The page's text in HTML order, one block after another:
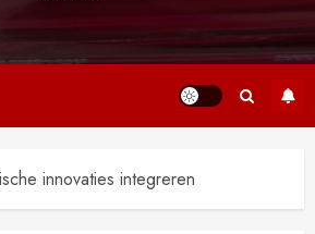
innovaties integreren